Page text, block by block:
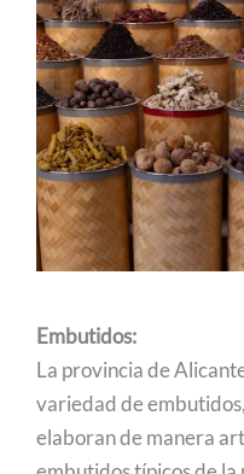
Embutidos:
La provincia de
variedad de
elaboran de manera